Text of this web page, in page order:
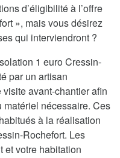
d’éligibilité à l’offre
», mais vous désirez
qui interviendront ?
1 euro Cressin-
par un artisan
avant-chantier afin
matériel nécessaire. Ces
à la réalisation
Rochefort. Les
et votre habitation